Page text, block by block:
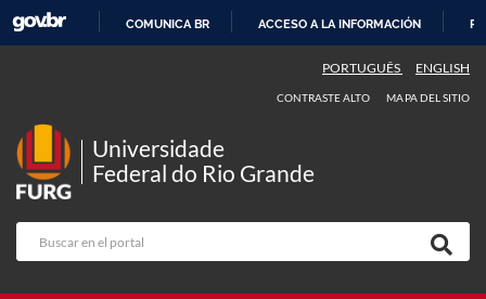
CONTENIDO
COMUNICA BR ACCESO A LA INFORMACIÓN
PORTUGUÊS ENGLISH
CONTRASTE ALTO MAPA DEL SITIO
Universidade
Federal do Rio Grande